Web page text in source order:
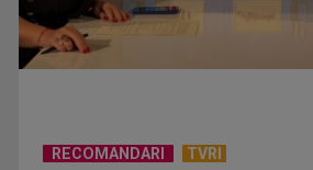
RECOMANDARI TVRI